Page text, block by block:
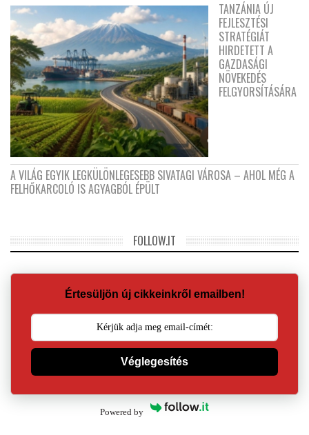
TANZÁNIA ÚJ
FEJLESZTÉSI
STRATÉGIÁT
HIRDETETT A
GAZDASÁGI
NÖVEKEDÉS
FELGYORSÍTÁSÁRA
A VILÁG EGYIK LEGKÜLÖNLEGESEBB SIVATAGI VÁROSA – AHOL MÉG A
FELHŐKARCOLÓ IS AGYAGBÓL ÉPÜLT
FOLLOW.IT
Értesüljön új cikkeinkről emailben!
Véglegesítés
Powered by